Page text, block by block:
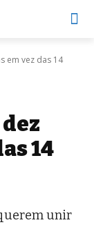
em vez das 14
dez
14
unir